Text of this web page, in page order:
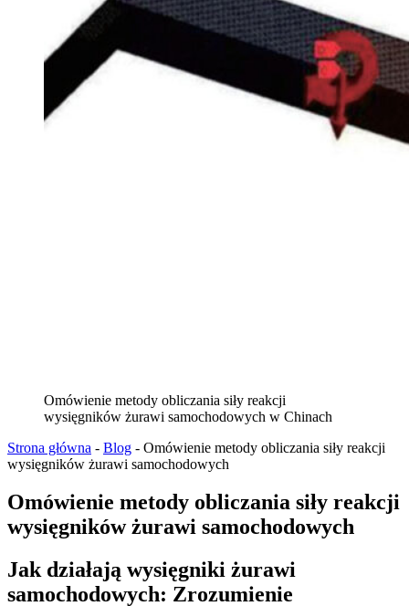
Omówienie metody obliczania siły reakcji
wysięgników żurawi samochodowych w Chinach
Strona główna - Blog - Omówienie metody obliczania siły reakcji
wysięgników żurawi samochodowych
Omówienie metody obliczania siły reakcji
wysięgników żurawi samochodowych
Jak działają wysięgniki żurawi
samochodowych: Zrozumienie